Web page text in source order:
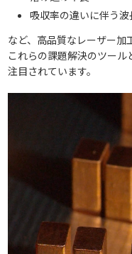
吸収率の違いに伴う波
など、高品質なレーザー加
これらの課題解決のツー
注目されています。